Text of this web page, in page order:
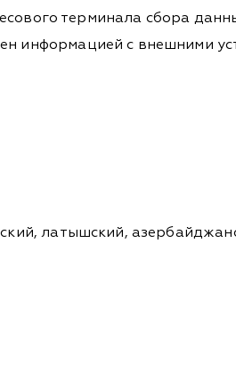
терминала сбора
информацией с внешними
латышский,